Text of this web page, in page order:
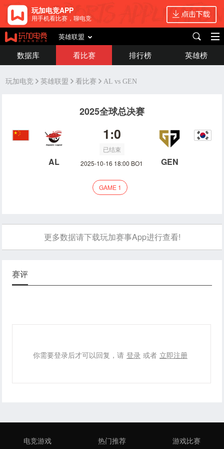
玩加电竞APP
用手机看比赛，聊电竞
英雄联盟
数据库 看比赛 排行榜 英雄榜
玩加电竞 英雄联盟 看比赛 AL vs GEN
2025全球总决赛
AL
1:0
已结束
2025-10-16 18:00 BO1
GEN
GAME 1
更多数据请下载玩加赛事App进行查看!
赛评
你需要登录后才可以回复，请 登录 或者 立即注册
电竞游戏 热门推荐 游戏比赛